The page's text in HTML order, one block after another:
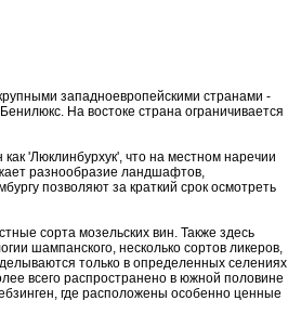
западноевропейскими странами -
На востоке страна ограничивается
'Люклинбурхук', что на местном наречии
разнообразие ландшафтов,
позволяют за краткий срок осмотреть
сорта мозельских вин. Также здесь
шампанского, несколько сортов ликеров,
только в определенных селениях
всего распространено в южной половине
где расположены особенно ценные